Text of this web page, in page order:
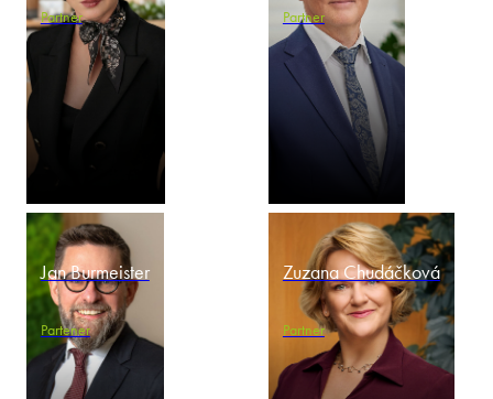
Partner Partner
Jan Burmeister
Partener
Zuzana Chudáčková
Partner